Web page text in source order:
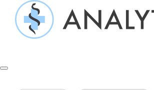
Springe
Inhalt